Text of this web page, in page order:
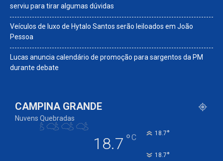
serviu para tirar algumas dúvidas
Veículos de luxo de Hytalo Santos serão leiloados em João
Pessoa
Lucas anuncia calendário de promoção para sargentos da PM
durante debate
CAMPINA GRANDE
Nuvens Quebradas
18.7 °C 18.7°
18.7°